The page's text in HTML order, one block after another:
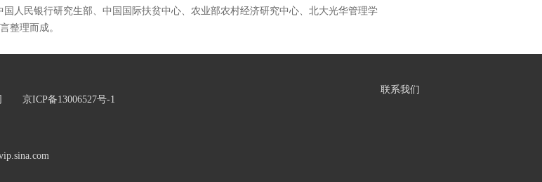
人民银行研究生部、中国国际扶贫中心、农业部农村经济研究中心、北大光华管理学
整理而成。
司 京ICP备13006527号-1
联系我们